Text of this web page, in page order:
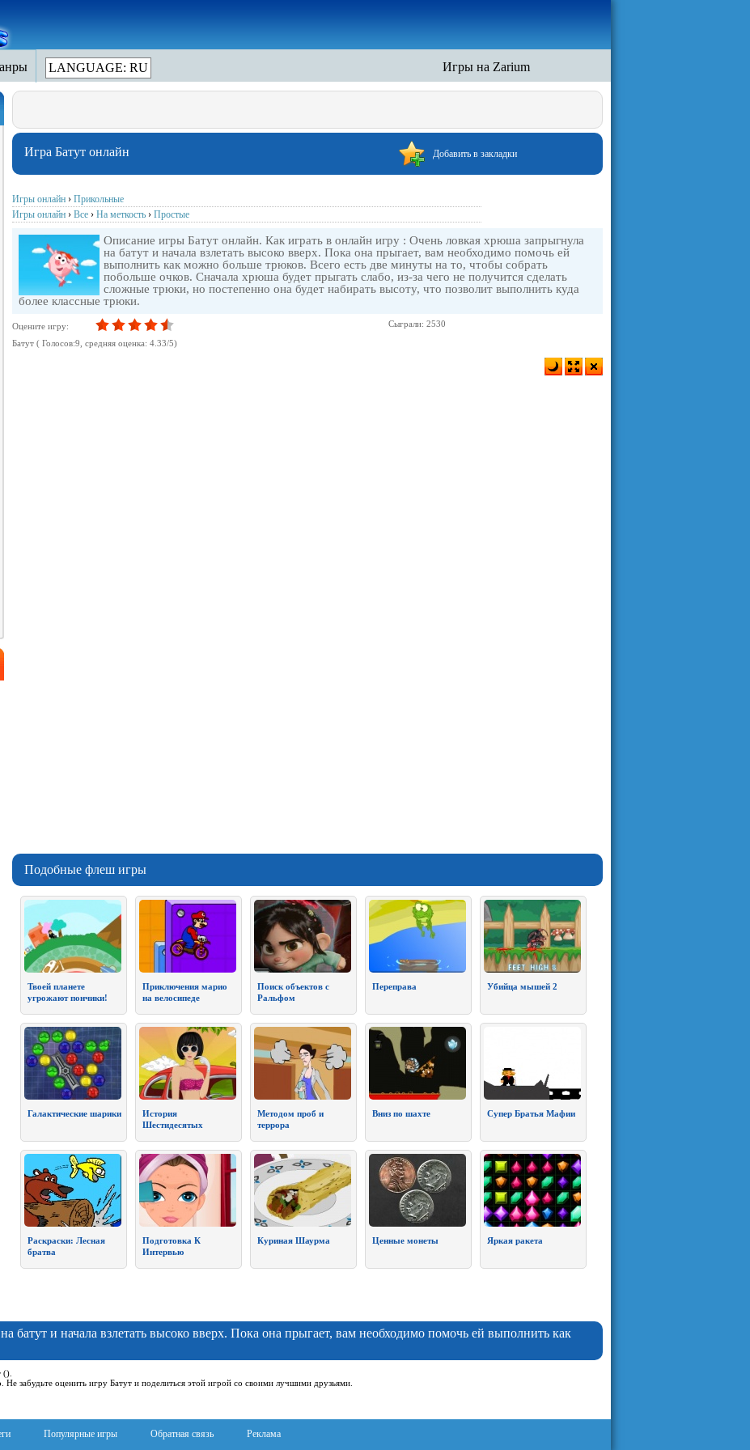
батут и начала взлетать высоко вверх. Пока она прыгает, вам необходимо помочь ей выполнить как
().
забудьте оценить игру Батут и поделиться этой игрой со своими лучшими друзьями.
LANGUAGE: RU Игры на Zarium
Добавить в закладки
Игра Батут онлайн
Игры онлайн › Прикольные
Игры онлайн › Все › На меткость › Простые
Описание игры Батут онлайн. Как играть в онлайн игру : Очень ловкая хрюша запрыгнула
на батут и начала взлетать высоко вверх. Пока она прыгает, вам необходимо помочь ей
выполнить как можно больше трюков. Всего есть две минуты на то, чтобы собрать
побольше очков. Сначала хрюша будет прыгать слабо, из-за чего не получится сделать
сложные трюки, но постепенно она будет набирать высоту, что позволит выполнить куда
более классные трюки.
Оцените игру:
Сыграли: 2530
Батут ( Голосов:9 , cредняя оценка: 4.33/5)
Подобные флеш игры
Твоей планете
угрожают пончики!
Приключения марио
на велосипеде
Поиск объектов с
Ральфом
Переправа Убийца мышей 2
Галактические шарики
История
Шестидесятых
Методом проб и
террора
Вниз по шахте Супер Братья Мафии
Раскраски: Лесная
братва
Подготовка К
Интервью
Куриная Шаурма Ценные монеты Яркая ракета
Популярные игры Обратная связь Реклама